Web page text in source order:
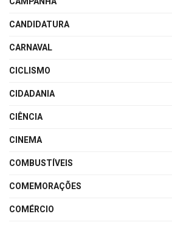
CANDIDATURA
CARNAVAL
CICLISMO
CIDADANIA
CIÊNCIA
CINEMA
COMBUSTÍVEIS
COMEMORAÇÕES
COMÉRCIO